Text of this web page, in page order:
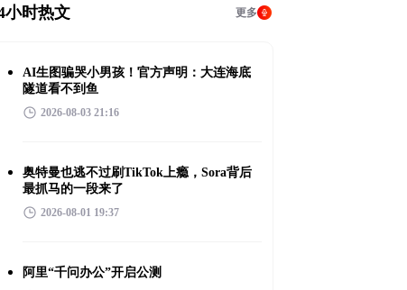
小时热文 更多
AI生图骗哭小男孩！官方声明：大连海底
隧道看不到鱼
2026-08-03 21:16
奥特曼也逃不过刷TikTok上瘾，Sora背后
最抓马的一段来了
2026-08-01 19:37
阿里“千问办公”开启公测